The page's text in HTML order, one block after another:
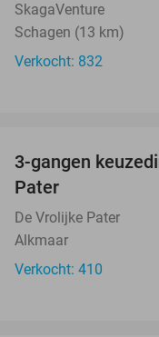
SkagaVenture
Schagen (13 km)
Verkocht: 832
3-gangen
Pater
De Vrolijke Pater
Alkmaar
Verkocht: 410